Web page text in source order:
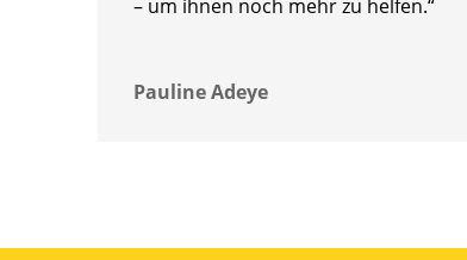
– um ihnen noch mehr zu helfen.“
Pauline Adeye